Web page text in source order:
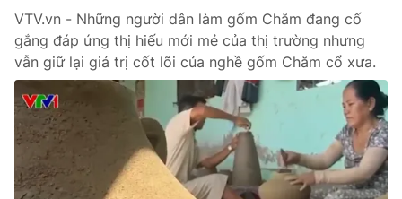
VTV.vn - Những người dân làm gốm Chăm đang cố
gắng đáp ứng thị hiếu mới mẻ của thị trường nhưng
vẫn giữ lại giá trị cốt lõi của nghề gốm Chăm cổ xưa.